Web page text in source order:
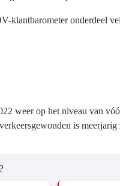
klantbarometer onderdeel
weer op het niveau van
is meerjarig